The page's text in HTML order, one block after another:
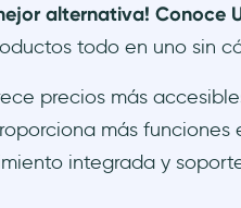
alternativa! Conoce
todo en uno sin
precios más
más funciones
integrada y